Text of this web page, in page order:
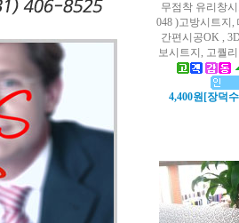
무점착 유리창
048 )고방시트지,
간편시공OK ,
보시트지, 고퀄
4,400원[장덕